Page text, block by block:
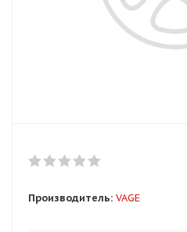
Производитель: VAGE
Добавляйте товары
Получайте товар